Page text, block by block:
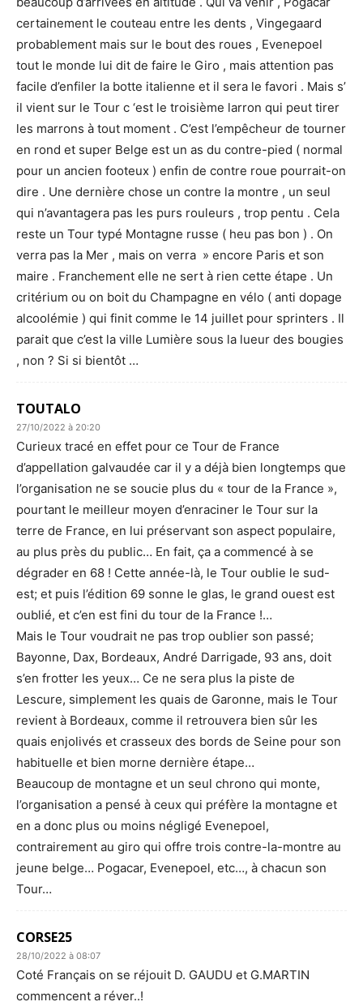
certainement le couteau entre les dents , Vingegaard
probablement mais sur le bout des roues , Evenepoel
tout le monde lui dit de faire le Giro , mais attention pas
facile d’enfiler la botte italienne et il sera le favori . Mais s’
il vient sur le Tour c ‘est le troisième larron qui peut tirer
les marrons à tout moment . C’est l’empêcheur de tourner
en rond et super Belge est un as du contre-pied ( normal
pour un ancien footeux ) enfin de contre roue pourrait-on
dire . Une dernière chose un contre la montre , un seul
qui n’avantagera pas les purs rouleurs , trop pentu . Cela
reste un Tour typé Montagne russe ( heu pas bon ) . On
verra pas la Mer , mais on verra » encore Paris et son
maire . Franchement elle ne sert à rien cette étape . Un
critérium ou on boit du Champagne en vélo ( anti dopage
alcoolémie ) qui finit comme le 14 juillet pour sprinters . Il
parait que c’est la ville Lumière sous la lueur des bougies
, non ? Si si bientôt …
TOUTALO
27/10/2022 à 20:20
Curieux tracé en effet pour ce Tour de France
d’appellation galvaudée car il y a déjà bien longtemps que
l’organisation ne se soucie plus du « tour de la France »,
pourtant le meilleur moyen d’enraciner le Tour sur la
terre de France, en lui préservant son aspect populaire,
au plus près du public… En fait, ça a commencé à se
dégrader en 68 ! Cette année-là, le Tour oublie le sud-
est; et puis l’édition 69 sonne le glas, le grand ouest est
oublié, et c’en est fini du tour de la France !…
Mais le Tour voudrait ne pas trop oublier son passé;
Bayonne, Dax, Bordeaux, André Darrigade, 93 ans, doit
s’en frotter les yeux… Ce ne sera plus la piste de
Lescure, simplement les quais de Garonne, mais le Tour
revient à Bordeaux, comme il retrouvera bien sûr les
quais enjolivés et crasseux des bords de Seine pour son
habituelle et bien morne dernière étape…
Beaucoup de montagne et un seul chrono qui monte,
l’organisation a pensé à ceux qui préfère la montagne et
en a donc plus ou moins négligé Evenepoel,
contrairement au giro qui offre trois contre-la-montre au
jeune belge… Pogacar, Evenepoel, etc…, à chacun son
Tour…
CORSE25
28/10/2022 à 08:07
Coté Français on se réjouit D. GAUDU et G.MARTIN
commencent a réver..!